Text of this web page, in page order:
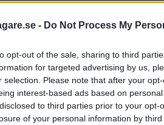
- Do Not Process My
opt-out of the sale, sharing to third
for targeted advertising by us,
selection. Please note that after your
interest-based ads based on
to third parties prior to your
of your personal information by
trycks ut en bit under
av verkstad. Det har